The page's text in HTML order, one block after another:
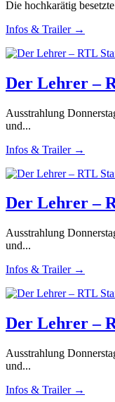
Die hochkarätig
Infos & Trailer →
Der Lehrer –
Ausstrahlung
und...
Infos & Trailer →
Der Lehrer –
Ausstrahlung
und...
Infos & Trailer →
Der Lehrer –
Ausstrahlung
und...
Infos & Trailer →